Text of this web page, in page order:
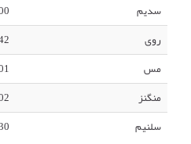
سدیم
روی
مس
منگنز
سلنیم